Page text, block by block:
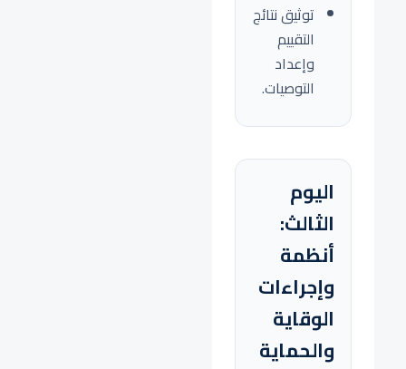
توثيق نتائج
التقييم
وإعداد
التوصيات.
اليوم
الثالث:
أنظمة
وإجراءات
الوقاية
والحماية